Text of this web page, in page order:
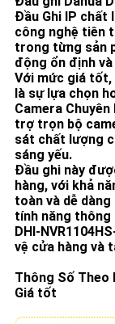
Đầu Ghi IP chất
công nghệ tiên
trong từng sản
động ổn định
Với mức giá tốt,
là sự lựa chọn
Camera
trợ trọn bộ
sát chất lượng
sáng yếu.
Đầu ghi này
hàng, với khả
toàn và dễ
tính năng thông
DHI-
vệ cửa hàng và
Thông Số Theo
Giá tốt